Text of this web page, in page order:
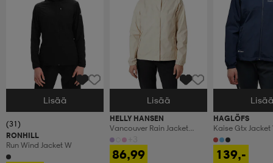
Valitse Koko
Lisää
(31)
RONHILL
Run Wind Jacket W
Valitse Koko
Lisää
HELLY HANSEN
Vancouver Rain Jacket
Women
86,99
Valitse Koko
HAGLÖFS
Kaise Gtx
139,-